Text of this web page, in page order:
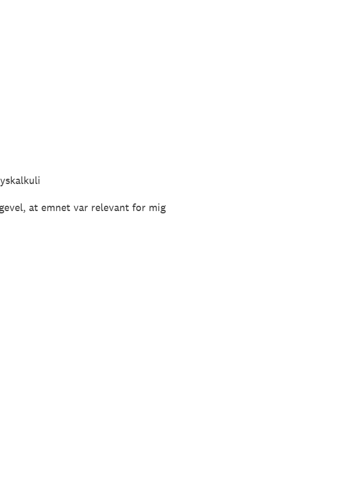
at emnet var relevant for mig